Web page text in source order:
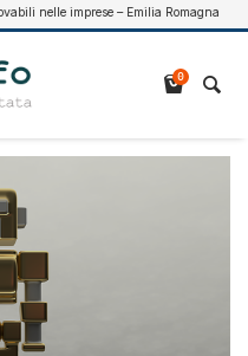
imprese – Emilia Romagna
0